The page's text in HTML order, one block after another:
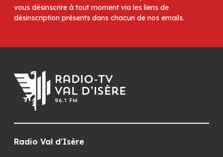
vous désinscrire à tout moment via les liens de
désinscription présents dans chacun de nos emails.
Radio Val d'Isère